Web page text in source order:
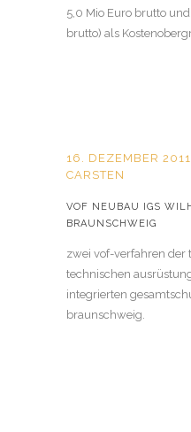
5,0 Mio Euro brutto
brutto) als
16. DEZEMBER 2011
CARSTEN
VOF NEUBAU IGS
BRAUNSCHWEIG
zwei vof-verfahren
technischen
integrierten
braunschweig.